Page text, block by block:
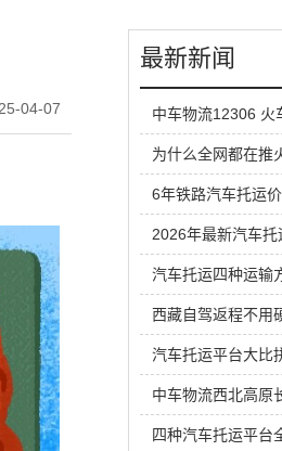
04-07
最新新闻